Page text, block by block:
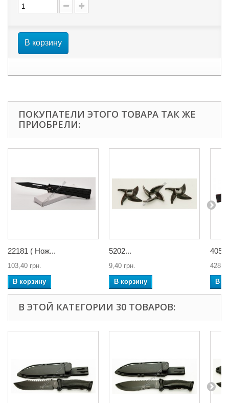
В корзину
ПОКУПАТЕЛИ ЭТОГО ТОВАРА ТАК ЖЕ
ПРИОБРЕЛИ:
22181 ( Нож...
103,40 грн.
В корзину
5202...
9,40 грн.
В корзину
4050
В
В ЭТОЙ КАТЕГОРИИ 30 ТОВАРОВ: